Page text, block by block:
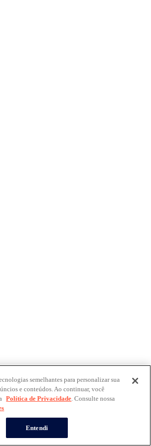
semelhantes para personalizar sua
e conteúdos. Ao continuar, você
Política de Privacidade. Consulte nossa
Entendi